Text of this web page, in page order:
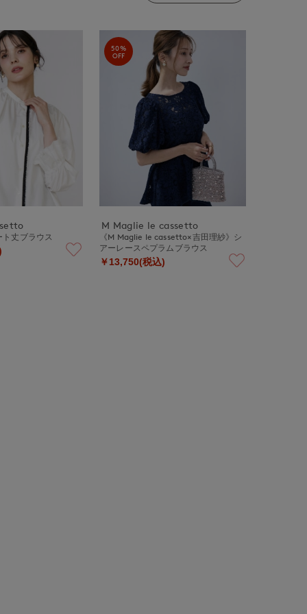
丈ブラウス
50%
OFF
M Maglie le cassetto
《M Maglie le cassetto×吉田理紗》シ
アーレースペプラムブラウス
￥13,750(税込)